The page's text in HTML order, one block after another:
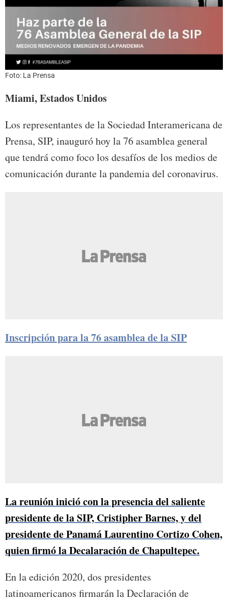
Foto: La Prensa
Miami, Estados Unidos
Los representantes de la Sociedad Interamericana de
Prensa, SIP, inauguró hoy la 76 asamblea general
que tendrá como foco los desafíos de los medios de
comunicación durante la pandemia del coronavirus.
Inscripción para la 76 asamblea de la SIP
La reunión inició con la presencia del saliente
presidente de la SIP, Cristipher Barnes, y del
presidente de Panamá Laurentino Cortizo Cohen,
quien firmó la Decalaración de Chapultepec.
En la edición 2020, dos presidentes
latinoamericanos firmarán la Declaración de